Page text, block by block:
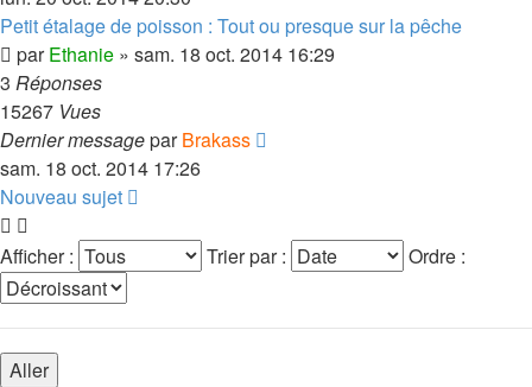
Petit étalage de poisson : Tout ou presque sur la pêche
parEthanie » sam. 18 oct. 2014 16:29
3 Réponses
15267 Vues
Dernier messageparBrakass
sam. 18 oct. 2014 17:26
Nouveau sujet
Afficher : Trier par : Ordre :